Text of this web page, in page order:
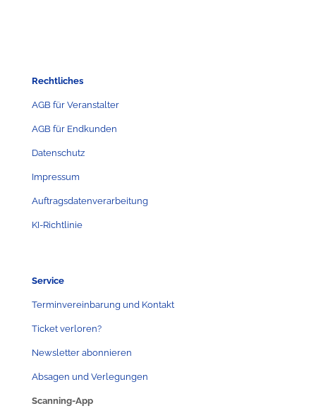
Rechtliches
AGB für Veranstalter
AGB für Endkunden
Datenschutz
Impressum
Auftragsdatenverarbeitung
KI-Richtlinie
Service
Terminvereinbarung und Kontakt
Ticket verloren?
Newsletter abonnieren
Absagen und Verlegungen
Scanning-App